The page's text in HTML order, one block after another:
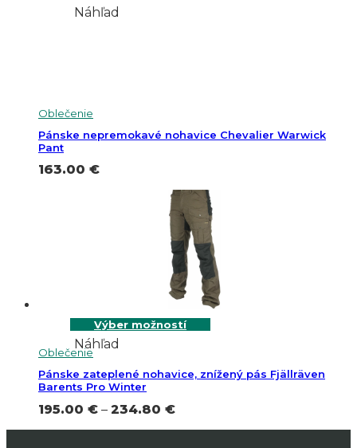
Náhľad
Oblečenie
Pánske nepremokavé nohavice Chevalier Warwick
Pant
163.00 €
Výber možností
Náhľad
Oblečenie
Pánske zateplené nohavice, znížený pás Fjällräven
Barents Pro Winter
195.00 € – 234.80 €Price